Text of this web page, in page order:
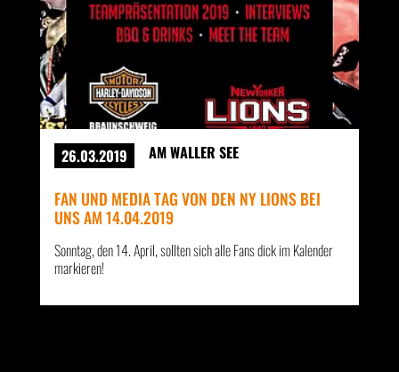
26.03.2019 AM WALLER SEE
FAN UND MEDIA TAG VON DEN NY LIONS BEI
UNS AM 14.04.2019
Sonntag, den 14. April, sollten sich alle Fans dick im Kalender
markieren!